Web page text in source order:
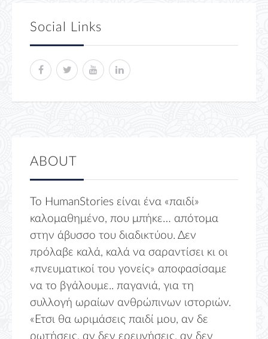
Social Links
ABOUT
Το HumanStories είναι ένα «παιδί»
καλομαθημένο, που μπήκε… απότομα
στην άβυσσο του διαδικτύου. Δεν
πρόλαβε καλά, καλά να σαραντίσει κι οι
«πνευματικοί του γονείς» αποφασίσαμε
να το βγάλουμε.. παγανιά, για τη
συλλογή ωραίων ανθρώπινων ιστοριών.
«Ετσι θα ωριμάσεις παιδί μου, αν δε
ρωτήσεις, αν δεν ερευνήσεις, αν δεν